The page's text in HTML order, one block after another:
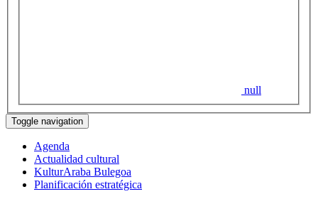
null
Toggle navigation
Agenda
Actualidad cultural
KulturAraba Bulegoa
Planificación estratégica